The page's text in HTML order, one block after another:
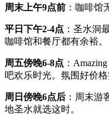
周末上午9点前 ：咖啡馆
平日下午2-4点 ：圣水洞
咖啡馆和餐厅都有余裕。
周五傍晚6-8点 ：
吧欢乐时光。氛围好价格
周日傍晚6点后 ：周末游
地圣水就选这时。